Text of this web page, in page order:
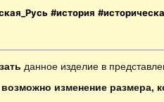
#история
данное изделие в
возможно изменение размера,